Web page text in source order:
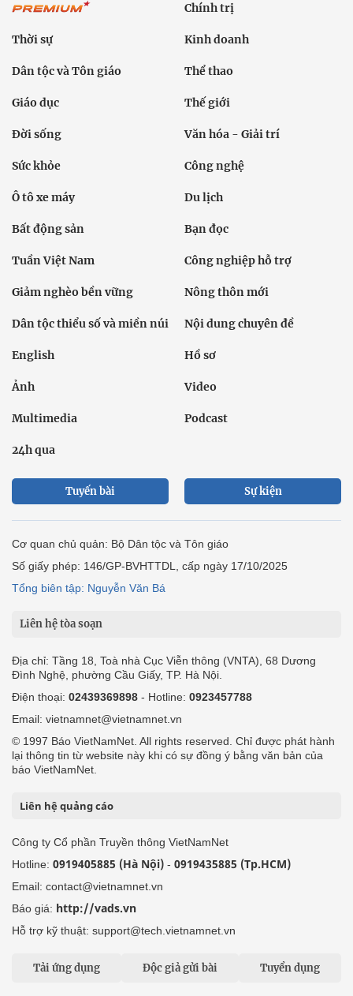
Chính trị
Thời sự Kinh doanh
Dân tộc và Tôn giáo Thể thao
Giáo dục Thế giới
Đời sống Văn hóa - Giải trí
Sức khỏe Công nghệ
Ô tô xe máy Du lịch
Bất động sản Bạn đọc
Tuần Việt Nam Công nghiệp hỗ trợ
Giảm nghèo bền vững Nông thôn mới
Dân tộc thiểu số và miền núi Nội dung chuyên đề
English Hồ sơ
Ảnh Video
Multimedia Podcast
24h qua
Tuyến bài Sự kiện
Cơ quan chủ quản: Bộ Dân tộc và Tôn giáo
Số giấy phép: 146/GP-BVHTTDL, cấp ngày 17/10/2025
Tổng biên tập: Nguyễn Văn Bá
Liên hệ tòa soạn
Địa chỉ: Tầng 18, Toà nhà Cục Viễn thông (VNTA), 68 Dương
Đình Nghệ, phường Cầu Giấy, TP. Hà Nội.
Điện thoại: 02439369898 - Hotline: 0923457788
Email: vietnamnet@vietnamnet.vn
© 1997 Báo VietNamNet. All rights reserved. Chỉ được phát hành
lại thông tin từ website này khi có sự đồng ý bằng văn bản của
báo VietNamNet.
Liên hệ quảng cáo
Công ty Cổ phần Truyền thông VietNamNet
Hotline: 0919405885 (Hà Nội) - 0919435885 (Tp.HCM)
Email: contact@vietnamnet.vn
Báo giá: http://vads.vn
Hỗ trợ kỹ thuật: support@tech.vietnamnet.vn
Tải ứng dụng Độc giả gửi bài Tuyển dụng